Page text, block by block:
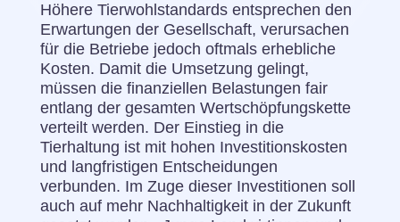
Höhere Tierwohlstandards entsprechen den
Erwartungen der Gesellschaft, verursachen
für die Betriebe jedoch oftmals erhebliche
Kosten. Damit die Umsetzung gelingt,
müssen die finanziellen Belastungen fair
entlang der gesamten Wertschöpfungskette
verteilt werden. Der Einstieg in die
Tierhaltung ist mit hohen Investitionskosten
und langfristigen Entscheidungen
verbunden. Im Zuge dieser Investitionen soll
auch auf mehr Nachhaltigkeit in der Zukunft